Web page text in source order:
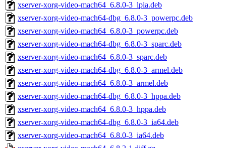
xserver-xorg-video-mach64_6.8.0-3_lpia.deb
xserver-xorg-video-mach64-dbg_6.8.0-3_powerpc.deb
xserver-xorg-video-mach64_6.8.0-3_powerpc.deb
xserver-xorg-video-mach64-dbg_6.8.0-3_sparc.deb
xserver-xorg-video-mach64_6.8.0-3_sparc.deb
xserver-xorg-video-mach64-dbg_6.8.0-3_armel.deb
xserver-xorg-video-mach64_6.8.0-3_armel.deb
xserver-xorg-video-mach64-dbg_6.8.0-3_hppa.deb
xserver-xorg-video-mach64_6.8.0-3_hppa.deb
xserver-xorg-video-mach64-dbg_6.8.0-3_ia64.deb
xserver-xorg-video-mach64_6.8.0-3_ia64.deb